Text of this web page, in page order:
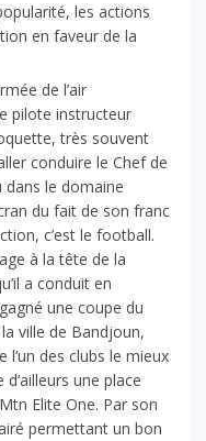
les actions
en faveur de la
de l’air
pilote instructeur
très souvent
conduire le Chef de
dans le domaine
du fait de son franc
c’est le football.
à la tête de la
a conduit en
une coupe du
la ville de Bandjoun,
l’un des clubs le mieux
une place
Elite One. Par son
permettant un bon